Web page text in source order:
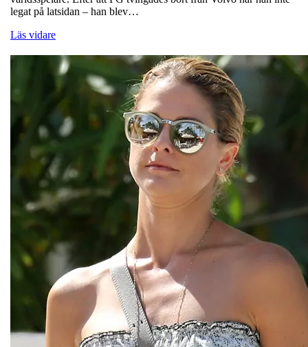
legat på latsidan – han blev…
Läs vidare